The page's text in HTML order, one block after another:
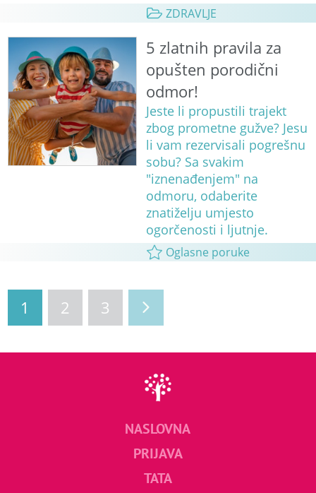
ZDRAVLJE
5 zlatnih pravila za
opušten porodični
odmor!
Jeste li propustili trajekt
zbog prometne gužve? Jesu
li vam rezervisali pogrešnu
sobu? Sa svakim
"iznenađenjem" na
odmoru, odaberite
znatiželju umjesto
ogorčenosti i ljutnje.
Oglasne poruke
1 2 3
NASLOVNA
PRIJAVA
TATA